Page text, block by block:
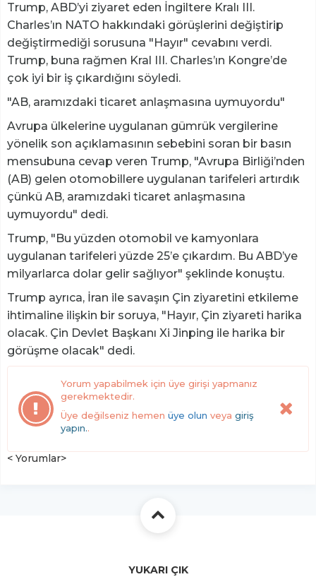
Trump, ABD’yi ziyaret eden İngiltere Kralı III.
Charles’ın NATO hakkındaki görüşlerini değiştirip
değiştirmediği sorusuna "Hayır" cevabını verdi.
Trump, buna rağmen Kral III. Charles’ın Kongre’de
çok iyi bir iş çıkardığını söyledi.
"AB, aramızdaki ticaret anlaşmasına uymuyordu"
Avrupa ülkelerine uygulanan gümrük vergilerine
yönelik son açıklamasının sebebini soran bir basın
mensubuna cevap veren Trump, "Avrupa Birliği’nden
(AB) gelen otomobillere uygulanan tarifeleri artırdık
çünkü AB, aramızdaki ticaret anlaşmasına
uymuyordu" dedi.
Trump, "Bu yüzden otomobil ve kamyonlara
uygulanan tarifeleri yüzde 25’e çıkardım. Bu ABD’ye
milyarlarca dolar gelir sağlıyor" şeklinde konuştu.
Trump ayrıca, İran ile savaşın Çin ziyaretini etkileme
ihtimaline ilişkin bir soruya, "Hayır, Çin ziyareti harika
olacak. Çin Devlet Başkanı Xi Jinping ile harika bir
görüşme olacak" dedi.
Yorum yapabilmek için üye girişi yapmanız
gerekmektedir.
Üye değilseniz hemen üye olun veya giriş
yapın..
< Yorumlar>
YUKARI ÇIK